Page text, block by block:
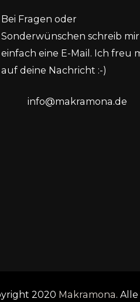
Bei Fragen oder
Sonderwünschen schreib mir
einfach eine E-Mail. Ich freu
auf deine Nachricht :-)
info@makramona.de
2020 Makramona.